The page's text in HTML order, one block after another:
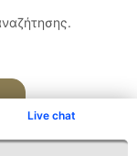
Live chat